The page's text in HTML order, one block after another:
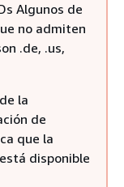
Algunos de
no admiten
.de, .us,
la
de
que la
disponible